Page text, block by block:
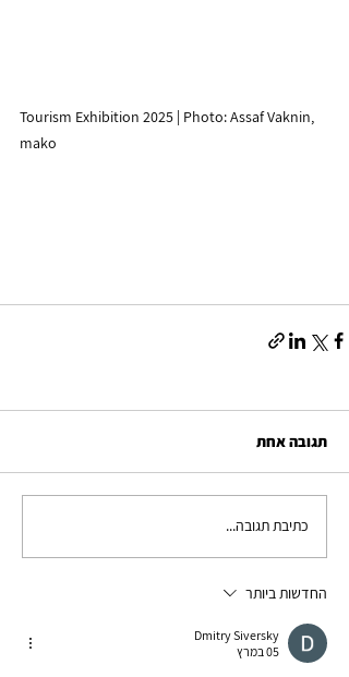
Tourism Exhibition 2025 | Photo: Assaf Vaknin,
mako
תגובה אחת
כתיבת תגובה...
החדשות ביותר
Dmitry Siversky
05 במרץ